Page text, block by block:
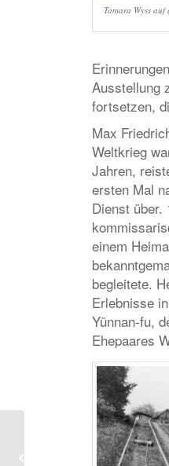
Tamara Wyss
Ausstellung
fortsetzen,
Max
Weltkrieg
Jahren,
ersten Mal
Dienst über.
einem
begleitete.
Erlebnisse
Yünnan-fu,
Ehepaares
Leihgaben aus der
Ostasienabteilung für